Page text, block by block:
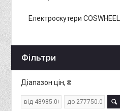
Електроскутери COSWHEEL
Фільтри
Діапазон цін, ₴